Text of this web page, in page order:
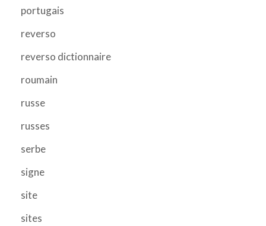
portugais
reverso
reverso dictionnaire
roumain
russe
russes
serbe
signe
site
sites